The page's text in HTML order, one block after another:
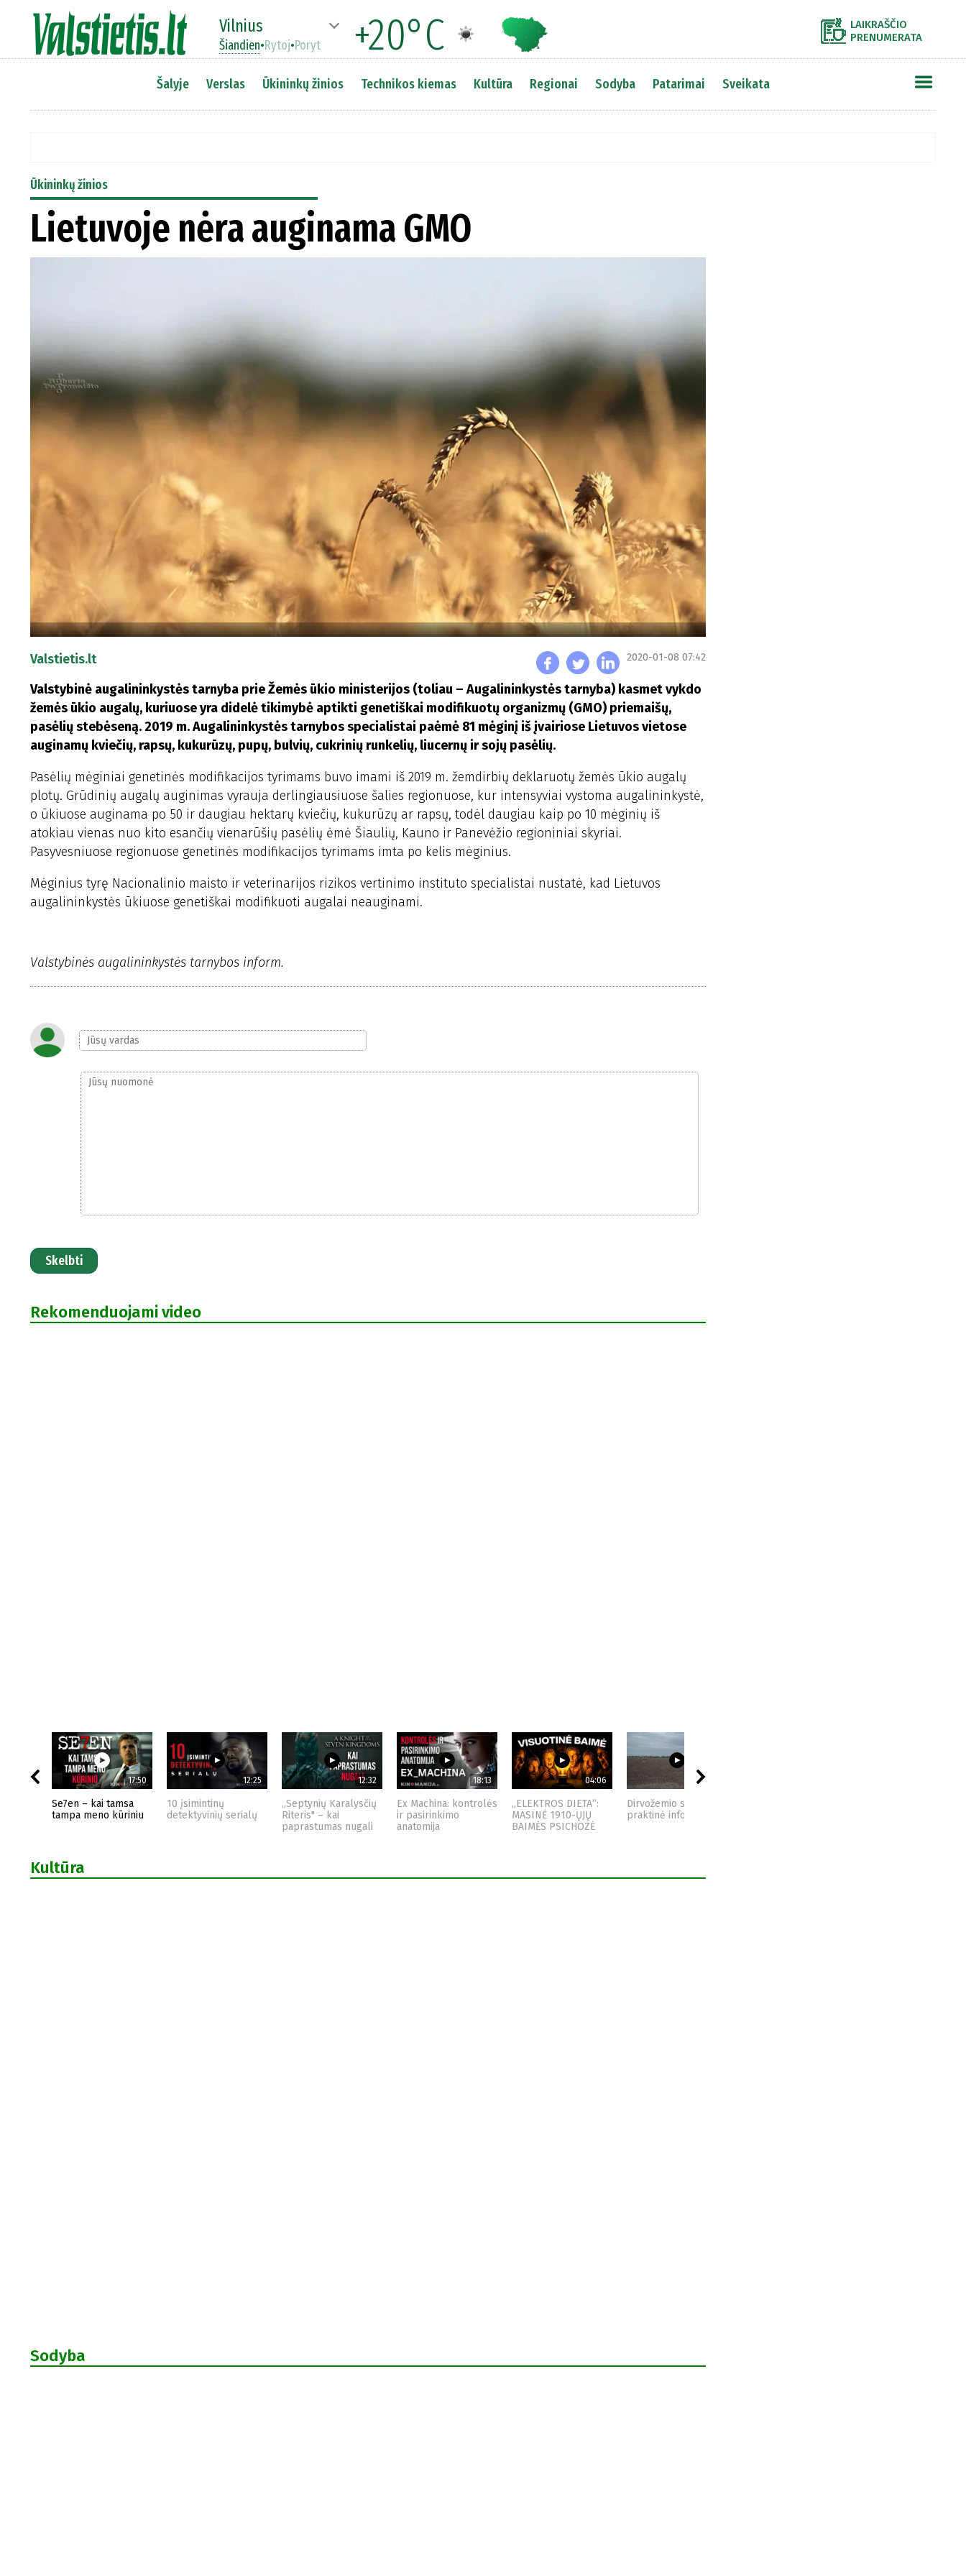
Vilnius +20°C
Šiandien•Rytoj•Poryt
LAIKRAŠČIO
PRENUMERATA
Šalyje Verslas Ūkininkų žinios Technikos kiemas Kultūra Regionai Sodyba Patarimai Sveikata
Ūkininkų žinios
Lietuvoje nėra auginama GMO
Valstietis.lt 2020-01-08 07:42
Valstybinė augalininkystės tarnyba prie Žemės ūkio ministerijos (toliau – Augalininkystės tarnyba) kasmet vykdo
žemės ūkio augalų, kuriuose yra didelė tikimybė aptikti genetiškai modifikuotų organizmų (GMO) priemaišų,
pasėlių stebėseną. 2019 m. Augalininkystės tarnybos specialistai paėmė 81 mėginį iš įvairiose Lietuvos vietose
auginamų kviečių, rapsų, kukurūzų, pupų, bulvių, cukrinių runkelių, liucernų ir sojų pasėlių.
Pasėlių mėginiai genetinės modifikacijos tyrimams buvo imami iš 2019 m. žemdirbių deklaruotų žemės ūkio augalų
plotų. Grūdinių augalų auginimas vyrauja derlingiausiuose šalies regionuose, kur intensyviai vystoma augalininkystė,
o ūkiuose auginama po 50 ir daugiau hektarų kviečių, kukurūzų ar rapsų, todėl daugiau kaip po 10 mėginių iš
atokiau vienas nuo kito esančių vienarūšių pasėlių ėmė Šiaulių, Kauno ir Panevėžio regioniniai skyriai.
Pasyvesniuose regionuose genetinės modifikacijos tyrimams imta po kelis mėginius.
Mėginius tyrę Nacionalinio maisto ir veterinarijos rizikos vertinimo instituto specialistai nustatė, kad Lietuvos
augalininkystės ūkiuose genetiškai modifikuoti augalai neauginami.
Valstybinės augalininkystės tarnybos inform.
Skelbti
Rekomenduojami video
17:50
Se7en – kai tamsa
tampa meno kūriniu
12:25
10 įsimintinų
detektyvinių serialų
12:32
„Septynių Karalysčių
Riteris" – kai
paprastumas nugali
18:13
Ex Machina: kontrolės
ir pasirinkimo
anatomija
04:06
„ELEKTROS DIETA“:
MASINĖ 1910-ŲJŲ
BAIMĖS PSICHOZĖ
03:23
Dirvožemio sveikata -
praktinė informacija
Kultūra
Sodyba